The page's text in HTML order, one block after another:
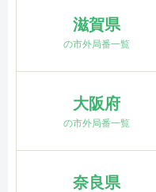
滋賀県
の市外局番一覧
大阪府
の市外局番一覧
奈良県